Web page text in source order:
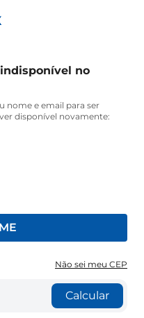
no
nome e email para ser
disponível novamente:
Não sei meu CEP
Calcular